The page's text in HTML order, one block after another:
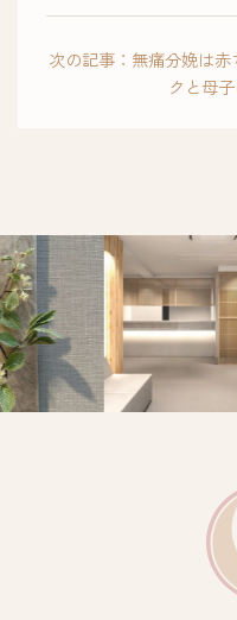
次の記事：無痛分娩は
クと母